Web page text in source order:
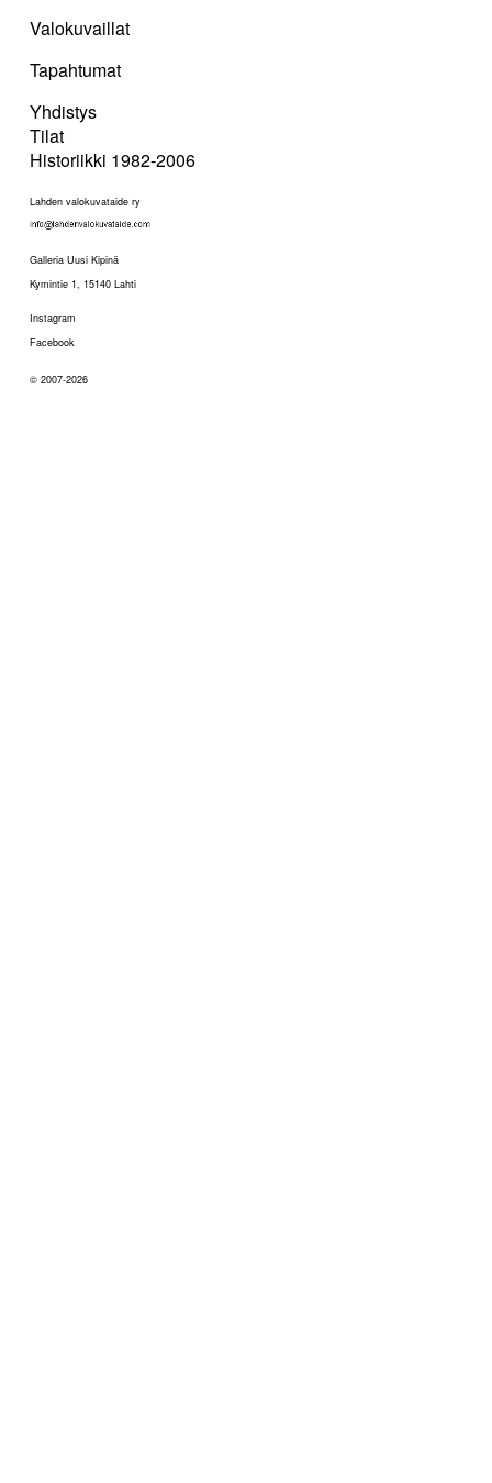
Valokuvaillat
Tapahtumat
Yhdistys
Tilat
Historiikki 1982-2006
Lahden valokuvataide ry
Galleria Uusi Kipinä
Kymintie 1, 15140 Lahti
Instagram
Facebook
© 2007-2026